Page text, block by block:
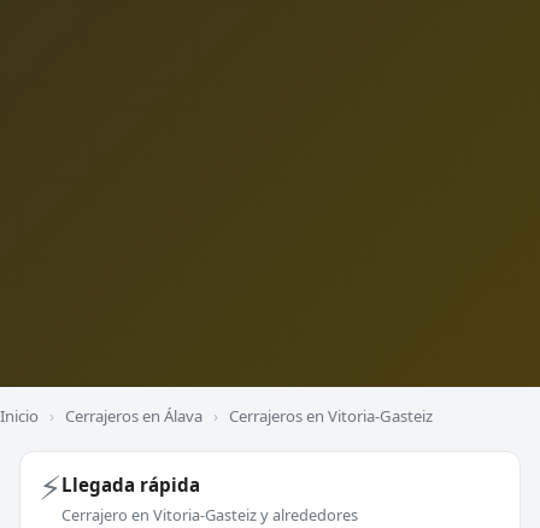
Inicio › Cerrajeros en Álava › Cerrajeros en Vitoria-Gasteiz
⚡Llegada rápida
Cerrajero en Vitoria-Gasteiz y alrededores